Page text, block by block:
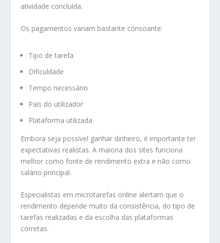
atividade concluída.
Os pagamentos variam bastante consoante:
Tipo de tarefa
Dificuldade
Tempo necessário
País do utilizador
Plataforma utilizada
Embora seja possível ganhar dinheiro, é importante ter
expectativas realistas. A maioria dos sites funciona
melhor como fonte de rendimento extra e não como
salário principal.
Especialistas em microtarefas online alertam que o
rendimento depende muito da consistência, do tipo de
tarefas realizadas e da escolha das plataformas
corretas.